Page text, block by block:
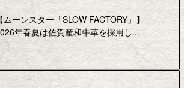
ムーンスター「SLOW FACTORY」】
年春夏は佐賀産和牛革を採用し...